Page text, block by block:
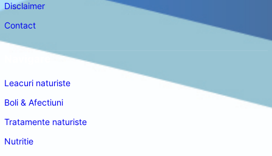
Disclaimer
Contact
Leacuri naturiste
Boli & Afectiuni
Tratamente naturiste
Nutritie